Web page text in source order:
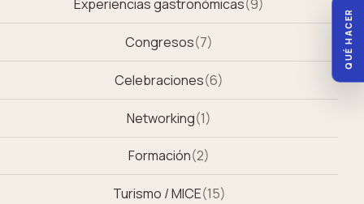
QUÉ HACER
Experiencias gastronómicas(9)
Congresos(7)
Celebraciones(6)
Networking(1)
Formación(2)
Turismo / MICE(15)